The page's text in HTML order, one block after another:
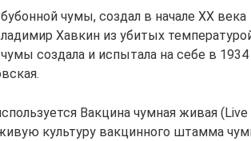
чумы, создал в начале XX века
Хавкин из убитых
создала и испытала на себе в 1934
Вакцина чумная живая (Live
культуру вакцинного штамма